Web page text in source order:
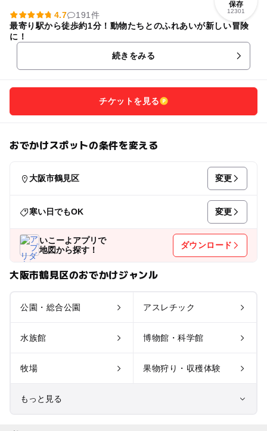
保存
12301
4.7
191件
最寄り駅から徒歩約1分！動物たちとのふれあいが新しい冒険
に！
続きをみる
チケットを見る
おでかけスポットの条件を変える
大阪市鶴見区 変更
寒い日でもOK 変更
いこーよアプリで
地図から探す！
ダウンロード
大阪市鶴見区のおでかけジャンル
公園・総合公園 アスレチック
水族館 博物館・科学館
牧場 果物狩り・収穫体験
もっと見る